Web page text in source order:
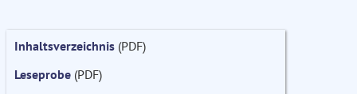
Inhaltsverzeichnis (PDF)
Leseprobe (PDF)